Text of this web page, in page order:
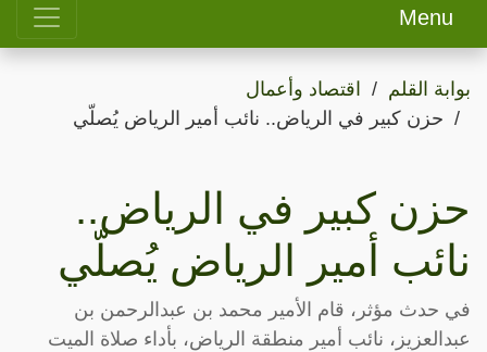
Menu
بوابة القلم
اقتصاد وأعمال
حزن كبير في الرياض.. نائب أمير الرياض يُصلّي
حزن كبير في الرياض..
نائب أمير الرياض يُصلّي
في حدث مؤثر، قام الأمير محمد بن عبدالرحمن بن
عبدالعزيز، نائب أمير منطقة الرياض، بأداء صلاة الميت